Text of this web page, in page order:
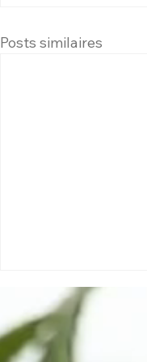
Posts similaires